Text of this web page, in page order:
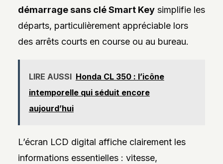
démarrage sans clé Smart Keysimplifie les
départs, particulièrement appréciable lors
des arrêts courts en course ou au bureau.
LIRE AUSSI Honda CL 350 : l’icône
intemporelle qui séduit encore
aujourd’hui
L’écran LCD digital affiche clairement les
informations essentielles : vitesse,